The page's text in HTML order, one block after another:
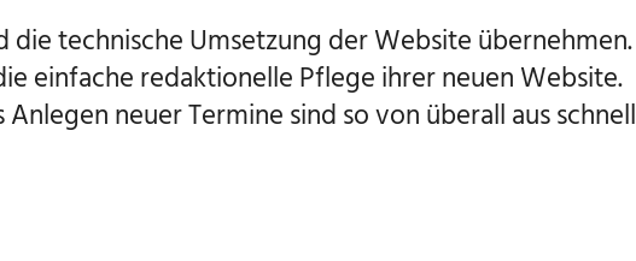
technische Umsetzung der Website übernehmen.
einfache redaktionelle Pflege ihrer neuen Website.
neuer Termine sind so von überall aus schnell